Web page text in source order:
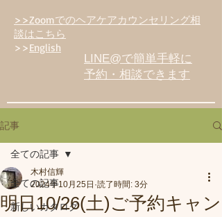
>>Zoomでのヘアケアカウンセリング相
談はこちら
>>English
LINE@で簡単手軽に
予約・相談できます
記事
全ての記事
新しいカタログ
全ての記事
明日10/26(土)ご予約キャン
木村信輝
2024年10月25日 読了時間: 3分